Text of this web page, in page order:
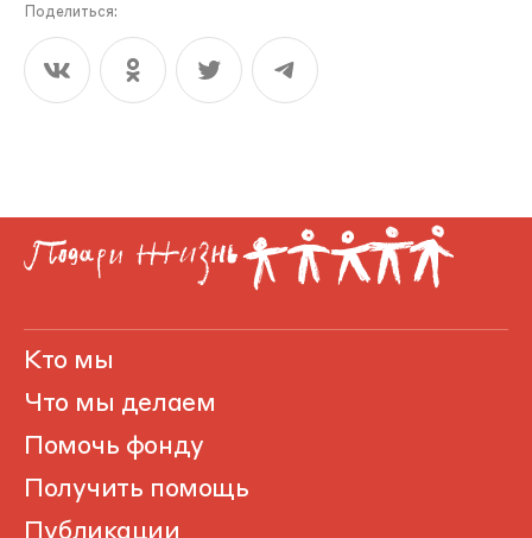
Поделиться:
Кто мы
Что мы делаем
Помочь фонду
Получить помощь
Публикации